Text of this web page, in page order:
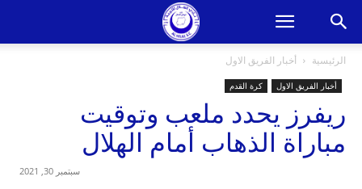
الرئيسية أخبار الفريق الاول
أخبار الفريق الاول كرة القدم
ريفرز يحدد ملعب وتوقيت
مباراة الذهاب أمام الهلال
سبتمبر 30, 2021